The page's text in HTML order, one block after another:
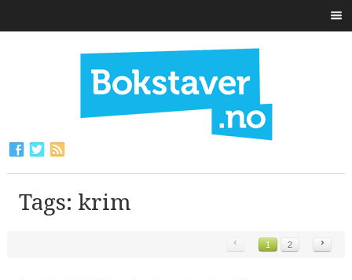
Tags: krim
‹ 1 2 ›